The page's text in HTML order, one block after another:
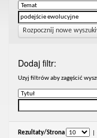
Rozpocznij nowe
Dodaj filtr:
Uzyj filtrów aby zagęścić
Rezultaty/Strona